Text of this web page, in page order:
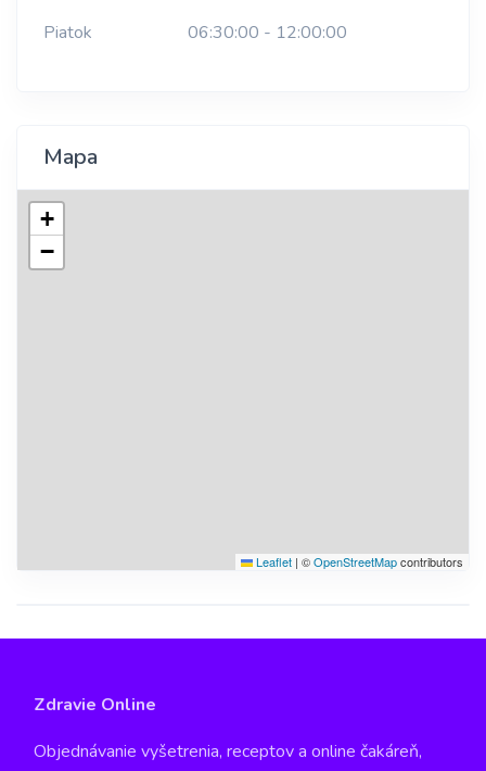
Piatok
06:30:00 - 12:00:00
Mapa
+
−
Leaflet | ©OpenStreetMapcontributors
Zdravie Online
Objednávanie vyšetrenia, receptov a online čakáreň,